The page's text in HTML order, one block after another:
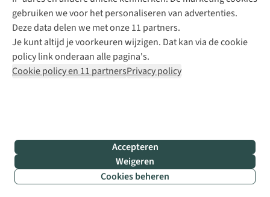
gebruiken we voor het personaliseren van advertenties.
Deze data delen we met onze 11 partners.
Je kunt altijd je voorkeuren wijzigen. Dat kan via de cookie
policy link onderaan alle pagina's.
Cookie policy en 11 partnersPrivacy policy
Accepteren
Weigeren
Cookies beheren
Bever
B.V.